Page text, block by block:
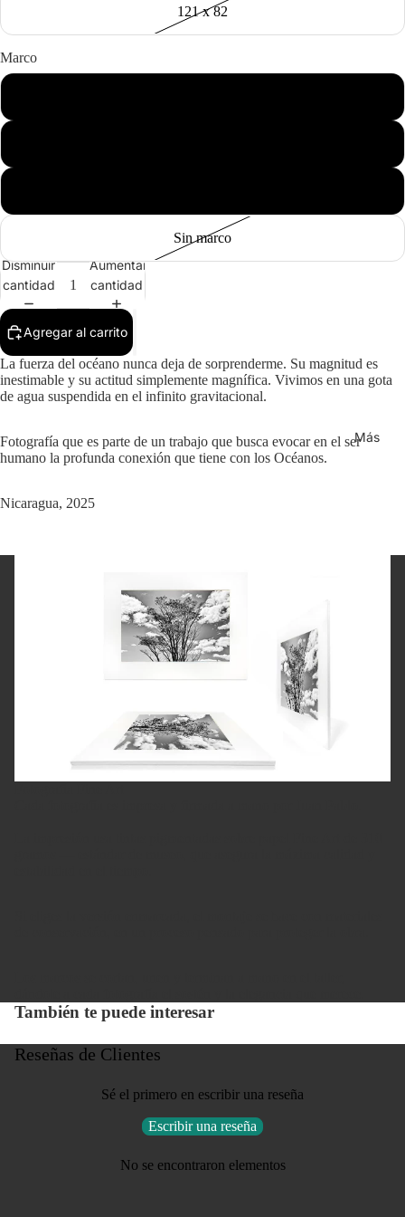
Más
121 x 82
Marco
Sin marco
Disminuir
cantidad
Aumentar
cantidad
Agregar al carrito
La fuerza del océano nunca deja de sorprenderme. Su magnitud es
inestimable y su actitud simplemente magnífica. Vivimos en una gota
de agua suspendida en el infinito gravitacional.
Fotografía que es parte de un trabajo que busca evocar en el ser
humano la profunda conexión que tiene con los Océanos.
Nicaragua, 2025
También te puede interesar
Reseñas de Clientes
Sé el primero en escribir una reseña
Escribir una reseña
No se encontraron elementos